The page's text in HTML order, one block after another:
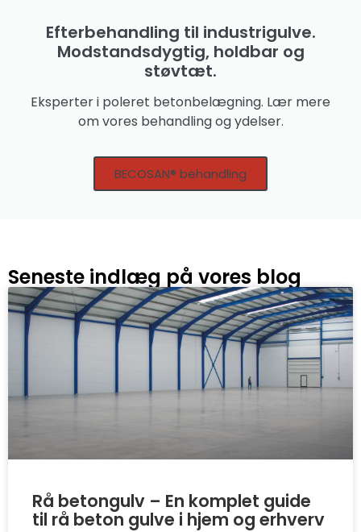
Efterbehandling til industrigulve.
Modstandsdygtig, holdbar og
støvtæt.
Eksperter i poleret betonbelægning. Lær mere
om vores behandling og ydelser.
BECOSAN® behandling
Seneste indlæg på vores blog
Rå betongulv – En komplet guide
til rå beton gulve i hjem og erhverv